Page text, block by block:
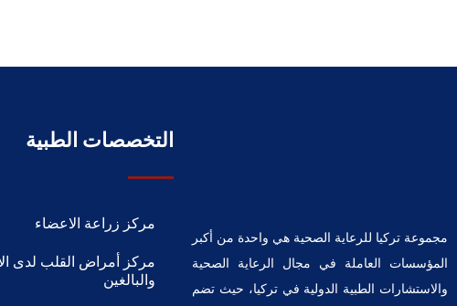
مجموعة تركيا للرعاية الصحية هي واحدة من أكبر
المؤسسات العاملة في مجال الرعاية الصحية
والاستشارات الطبية الدولية في تركيا، حيث تضم
التخصصات الطبية
مركز زراعة الاعضاء
مركز أمراض القلب لدى
والبالغين